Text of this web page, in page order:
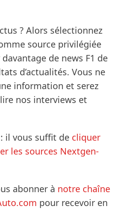
? Alors sélectionnez
source privilégiée
de news F1 de
d’actualités. Vous ne
information et serez
nos interviews et
il vous suffit de cliquer
les sources Nextgen-
abonner à notre chaîne
pour recevoir en